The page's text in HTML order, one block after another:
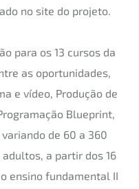
no site do projeto.
para os 13 cursos da
as oportunidades,
e vídeo, Produção de
Blueprint,
de 60 a 360
a partir dos 16
ensino fundamental II